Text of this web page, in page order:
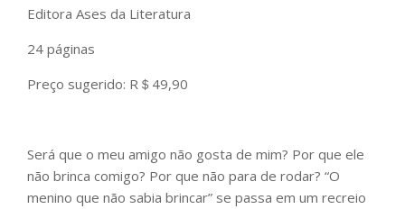
Editora Ases da Literatura
24 páginas
Preço sugerido: R＄49,90
Será que o meu amigo não gosta de mim? Por que ele
não brinca comigo? Por que não para de rodar? “O
menino que não sabia brincar” se passa em um recreio